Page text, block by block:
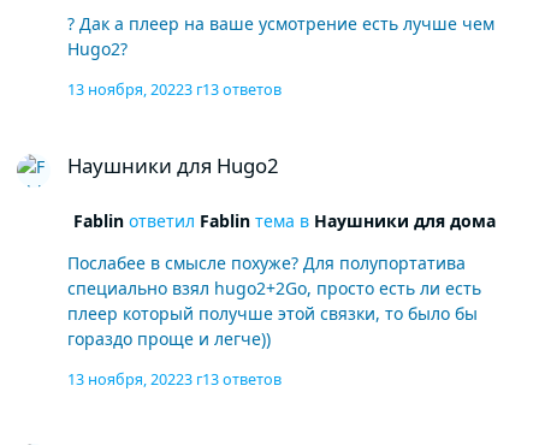
? Дак а плеер на ваше усмотрение есть лучше чем
Hugo2?
13 ноября, 20223 г13 ответов
Наушники для Hugo2
Fablinответил Fablinтема в Наушники для дома
Послабее в смысле похуже? Для полупортатива
специально взял hugo2+2Go, просто есть ли есть
плеер который получше этой связки, то было бы
гораздо проще и легче))
13 ноября, 20223 г13 ответов